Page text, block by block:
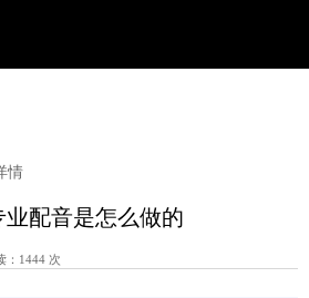
情
配音是怎么做的
：1444 次